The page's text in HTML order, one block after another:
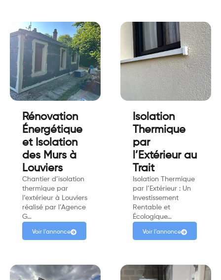
Rénovation
Énergétique
et Isolation
des Murs à
Louviers
Chantier d’isolation
thermique par
l’extérieur à Louviers
réalisé par l’Agence
G…
Voir l'annonce
Isolation
Thermique
par
l’Extérieur au
Trait
Isolation Thermique
par l’Extérieur : Un
Investissement
Rentable et
Écologique…
Voir l'annonce